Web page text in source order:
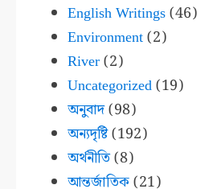
English Writings(46)
Environment(2)
River(2)
Uncategorized(19)
অনুবাদ(98)
অন্যদৃষ্টি(192)
অর্থনীতি(8)
আন্তর্জাতিক(21)